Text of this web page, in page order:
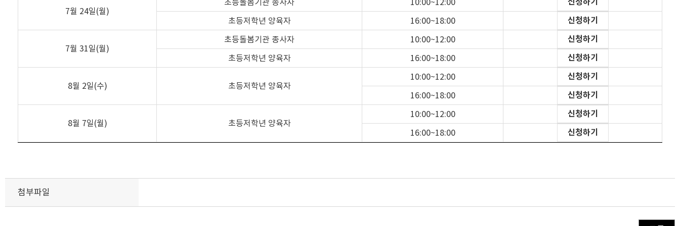
7월 24일(월)
초등돌봄기관 종사자 10:00~12:00
초등저학년 양육자 16:00~18:00 신청하기
7월 31일(월)
초등돌봄기관 종사자 10:00~12:00 신청하기
초등저학년 양육자 16:00~18:00 신청하기
8월 2일(수) 초등저학년 양육자
10:00~12:00 신청하기
16:00~18:00 신청하기
8월 7일(월) 초등저학년 양육자
10:00~12:00 신청하기
16:00~18:00 신청하기
첨부파일